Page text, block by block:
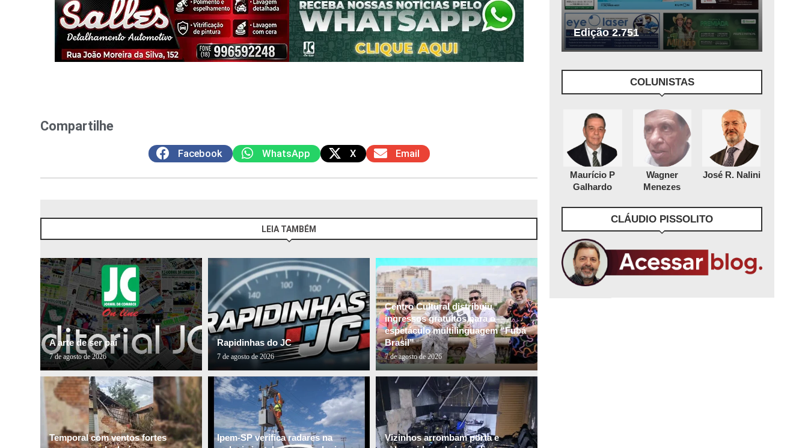
Compartilhe
Facebook WhatsApp X Email
LEIA TAMBÉM
A arte de ser pai
7 de agosto de 2026
Rapidinhas do JC
7 de agosto de 2026
Centro Cultural distribuiu
ingressos gratuitos para o
espetáculo multilinguagem “Fubá
Brasil”
7 de agosto de 2026
Temporal com ventos fortes
Ipem-SP verifica radares na
Vizinhos arrombam porta e
Edição 2.751
COLUNISTAS
Maurício P
Galhardo
Wagner
Menezes
José R. Nalini
CLÁUDIO PISSOLITO